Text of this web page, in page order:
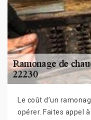
Le coût d’un
opérer. Faites appel